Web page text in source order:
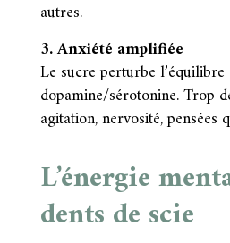
autres.
3. Anxiété amplifiée
Le sucre perturbe l’équilibre
dopamine/sérotonine. Trop
agitation, nervosité, pensées
L’énergie
dents de scie